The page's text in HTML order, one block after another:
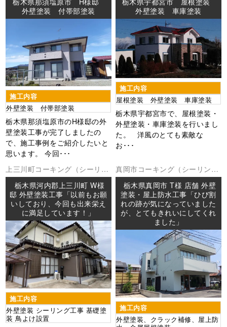
外壁塗装 付帯部塗装
施工内容
外壁塗装 付帯部塗装
栃木県那須塩原市のH様邸の外
壁塗装工事が完了しましたの
で、施工事例をご紹介したいと
思います。 今回･･･
外壁塗装 車庫塗装
施工内容
屋根塗装 外壁塗装 車庫塗装
栃木県宇都宮市で、屋根塗装・
外壁塗装・車庫塗装を行いまし
た。 洋風のとても素敵な
お･･･
上三川町コーキング（シーリン
グ外壁塗装防水工事
栃木県河内郡上三川町 W様
邸 外壁塗装工事「以前もお願
いしており、今回も出来栄え
に満足しています！」
施工内容
外壁塗装 シーリング工事 基礎塗
装 鳥よけ設置
真岡市コーキング（シーリング
外壁塗装屋上防水屋根塗装防水
工事
栃木県真岡市 T様 店舗 外壁
塗装・屋上防水工事「ひび割
れの跡が気になっていました
が、とてもきれいにしてくれ
ました」
施工内容
外壁塗装、クラック補修、屋上防